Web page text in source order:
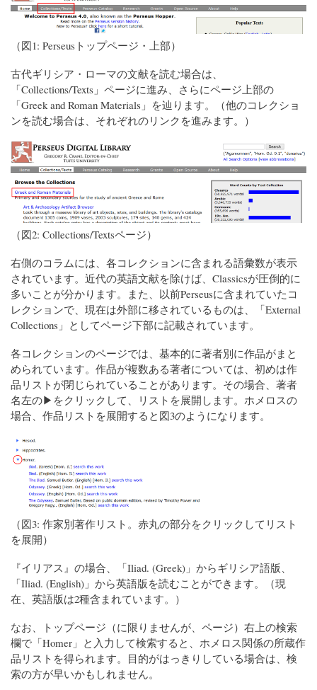
（図1: Perseusトップページ・上部）
古代ギリシア・ローマの文献を読む場合は、
「Collections/Texts」ページに進み、さらにページ上部の
「Greek and Roman Materials」を辿ります。（他のコレクショ
ンを読む場合は、それぞれのリンクを進みます。）
（図2: Collections/Textsページ）
右側のコラムには、各コレクションに含まれる語彙数が表示
されています。近代の英語文献を除けば、Classicsが圧倒的に
多いことが分かります。また、以前Perseusに含まれていたコ
レクションで、現在は外部に移されているものは、「External
Collections」としてページ下部に記載されています。
各コレクションのページでは、基本的に著者別に作品がまと
められています。作品が複数ある著者については、初めは作
品リストが閉じられていることがあります。その場合、著者
名左の▶をクリックして、リストを展開します。ホメロスの
場合、作品リストを展開すると図3のようになります。
（図3: 作家別著作リスト。赤丸の部分をクリックしてリスト
を展開）
『イリアス』の場合、「Iliad. (Greek)」からギリシア語版、
「Iliad. (English)」から英語版を読むことができます。（現
在、英語版は2種含まれています。）
なお、トップページ（に限りませんが、ページ）右上の検索
欄で「Homer」と入力して検索すると、ホメロス関係の所蔵作
品リストを得られます。目的がはっきりしている場合は、検
索の方が早いかもしれません。